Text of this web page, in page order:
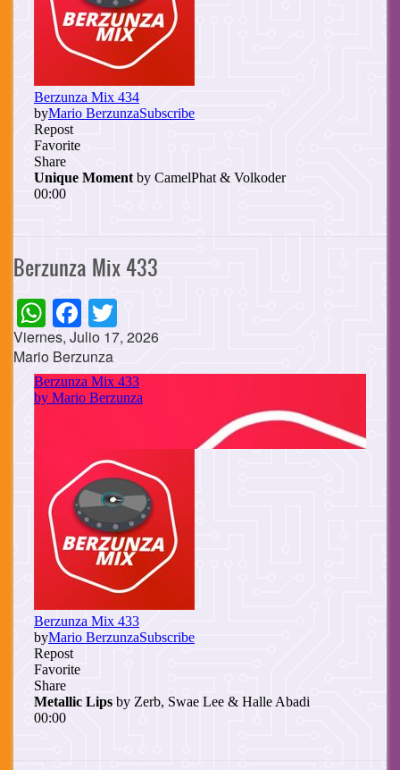
Berzunza Mix 433
WhatsApp
Facebook
Viernes, Julio 17, 2026
Mario Berzunza
Cuerpo